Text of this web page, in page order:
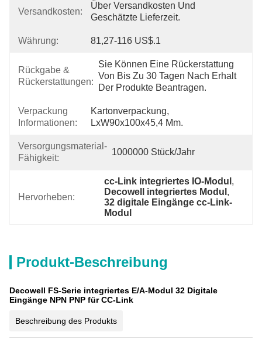
Versandkosten:
Über Versandkosten Und
Geschätzte Lieferzeit.
Währung: 81,27-116 US$.1
Rückgabe &
Rückerstattungen:
Sie Können Eine Rückerstattung
Von Bis Zu 30 Tagen Nach Erhalt
Der Produkte Beantragen.
Verpackung
Informationen:
Kartonverpackung,
LxW90x100x45,4 Mm.
Versorgungsmaterial-
Fähigkeit:
1000000 Stück/Jahr
Hervorheben:
cc-Link integriertes IO-Modul ,
Decowell integriertes Modul ,
32 digitale Eingänge cc-Link-
Modul
Produkt-Beschreibung
Decowell FS-Serie integriertes E/A-Modul 32 Digitale
Eingänge NPN PNP für CC-Link
Beschreibung des Produkts